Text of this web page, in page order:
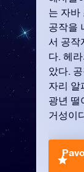
는 자바
공작을
서 공작
다. 헤
았다.
자리 알
광년 떨
거성이